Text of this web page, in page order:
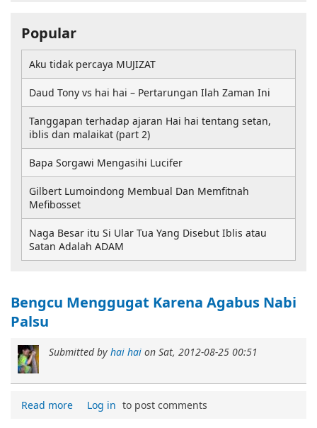
Bengcu Menggugat Karena Agabus Nabi
Palsu
Submitted by hai hai on Sat, 2012-08-25 00:51
Read more Log in to post comments
Popular
Aku tidak percaya MUJIZAT
Daud Tony vs hai hai – Pertarungan Ilah Zaman Ini
Tanggapan terhadap ajaran Hai hai tentang setan,
iblis dan malaikat (part 2)
Bapa Sorgawi Mengasihi Lucifer
Gilbert Lumoindong Membual Dan Memfitnah
Mefibosset
Naga Besar itu Si Ular Tua Yang Disebut Iblis atau
Satan Adalah ADAM